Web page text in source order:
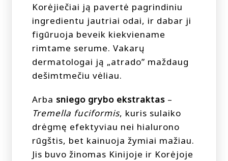
Korėjiečiai ją pavertė pagrindiniu
ingredientu jautriai odai, ir dabar ji
figūruoja beveik kiekviename
rimtame serume. Vakarų
dermatologai ją „atrado” maždaug
dešimtmečiu vėliau.
Arba sniego grybo ekstraktas –
Tremella fuciformis, kuris sulaiko
drėgmę efektyviau nei hialurono
rūgštis, bet kainuoja žymiai mažiau.
Jis buvo žinomas Kinijoje ir Korėjoje